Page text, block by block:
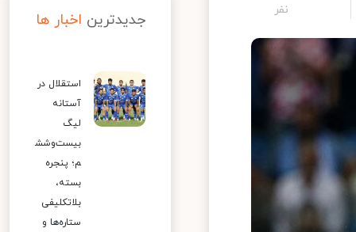
نفر
جدیدترین اخبار ها
استقلال در
آستانه
لیگ
بیست‌وشش
م؛ پنجره
بسته،
بلاتکلیفی
ستاره‌ها و